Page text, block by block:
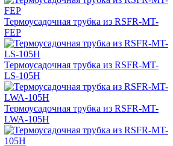
Термоусадочная трубка из RSFR-MT-
FEP
Термоусадочная трубка из RSFR-MT-
LS-105H
Термоусадочная трубка из RSFR-MT-
LWA-105H